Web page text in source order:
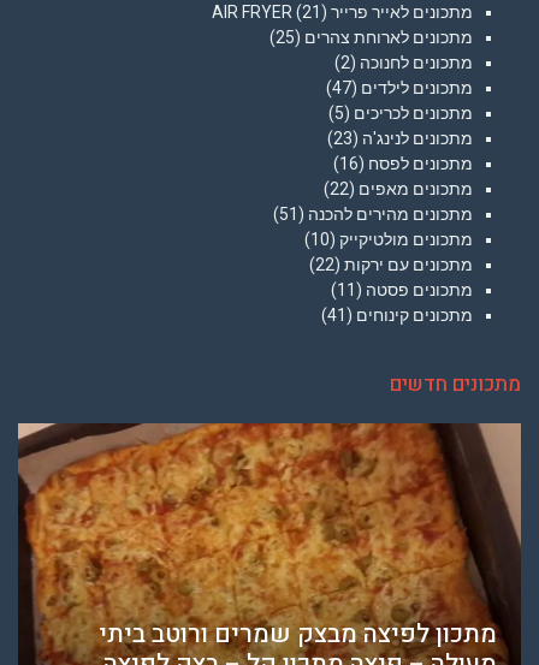
מתכונים לאייר פרייר AIR FRYER (21)
מתכונים לארוחת צהרים (25)
מתכונים לחנוכה (2)
מתכונים לילדים (47)
מתכונים לכריכים (5)
מתכונים לנינג'ה (23)
מתכונים לפסח (16)
מתכונים מאפים (22)
מתכונים מהירים להכנה (51)
מתכונים מולטיקייק (10)
מתכונים עם ירקות (22)
מתכונים פסטה (11)
מתכונים קינוחים (41)
מתכונים חדשים
מתכון לפיצה מבצק שמרים ורוטב ביתי